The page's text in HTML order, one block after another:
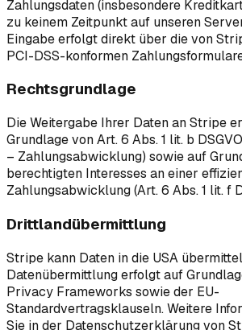
Zahlungsdaten (insbesondere
zu keinem Zeitpunkt auf unseren
Eingabe erfolgt direkt über die von
PCI-DSS-konformen
Rechtsgrundlage
Die Weitergabe Ihrer Daten an Stripe
Grundlage von Art. 6 Abs. 1 lit. b
– Zahlungsabwicklung) sowie auf
berechtigten Interesses an einer
Zahlungsabwicklung (Art. 6 Abs. 1 lit. f
Drittlandübermittlung
Stripe kann Daten in die USA
Datenübermittlung erfolgt auf
Privacy Frameworks sowie der EU-
Standardvertragsklauseln. Weitere
Sie in der Datenschutzerklärung von